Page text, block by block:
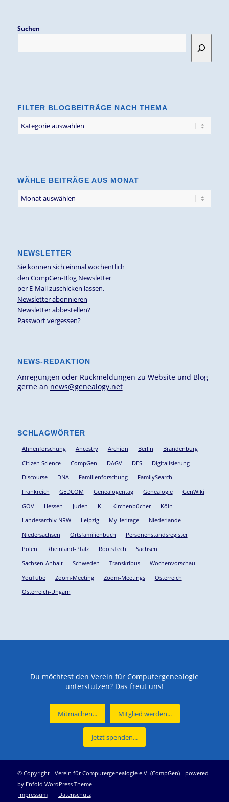
Suchen
FILTER BLOGBEITRÄGE NACH THEMA
Blogbeiträge
WÄHLE BEITRÄGE AUS MONAT
NEWSLETTER
Sie können sich einmal wöchentlich
den CompGen-Blog Newsletter
per E-Mail zuschicken lassen.
Newsletter abonnieren
Newsletter abbestellen?
Passwort vergessen?
NEWS-REDAKTION
Anregungen oder Rückmeldungen zu Website und Blog
gerne an news@genealogy.net
SCHLAGWÖRTER
Ahnenforschung Ancestry Archion Berlin
Brandenburg
Citizen Science
CompGen DAGV DES
Digitalisierung
Discourse
DNA Familienforschung
FamilySearch
Frankreich
GEDCOM Genealogentag Genealogie
GenWiki
GOV
Hessen Juden KI Kirchenbücher
Köln
Landesarchiv NRW
Leipzig MyHeritage
Niederlande
Niedersachsen
Ortsfamilienbuch
Personenstandsregister
Polen
Rheinland-Pfalz RootsTech
Sachsen
Sachsen-Anhalt
Schweden Transkribus
Wochenvorschau
YouTube
Zoom-Meeting Zoom-Meetings
Österreich
Österreich-Ungarn
Du möchtest den Verein für Computergenealogie
unterstützen? Das freut uns!
Mitmachen... Mitglied werden...
Jetzt spenden...
© Copyright - Verein für Computergenealogie e.V. (CompGen)- powered
by Enfold WordPress Theme
Impressum
Datenschutz